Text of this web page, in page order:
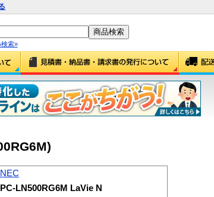
索»
NEC
PC-LN500RG6M LaVie N